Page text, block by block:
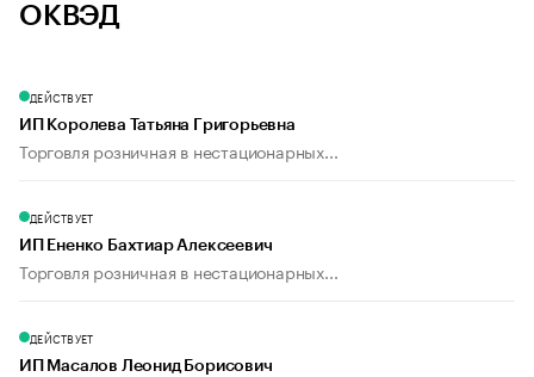
ОКВЭД
ДЕЙСТВУЕТ
ИП Королева Татьяна Григорьевна
Торговля розничная в нестационарных...
ДЕЙСТВУЕТ
ИП Ененко Бахтиар Алексеевич
Торговля розничная в нестационарных...
ДЕЙСТВУЕТ
ИП Масалов Леонид Борисович